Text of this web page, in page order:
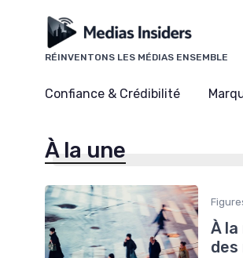
RÉINVENTONS LES MÉDIAS ENSEMBLE
Confiance & Crédibilité
À la une
À
des